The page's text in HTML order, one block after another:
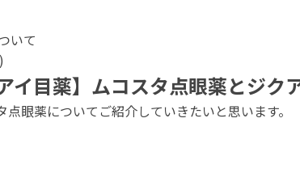
いて
イ目薬】ムコスタ点眼薬とジク
点眼薬についてご紹介していきたいと思います